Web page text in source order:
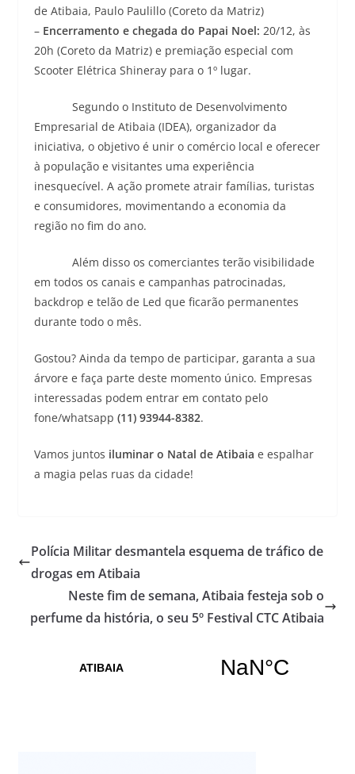
de Atibaia, Paulo Paulillo (Coreto da Matriz)
– Encerramento e chegada do Papai Noel: 20/12, às
20h (Coreto da Matriz) e premiação especial com
Scooter Elétrica Shineray para o 1º lugar.
Segundo o Instituto de Desenvolvimento
Empresarial de Atibaia (IDEA), organizador da
iniciativa, o objetivo é unir o comércio local e oferecer
à população e visitantes uma experiência
inesquecível. A ação promete atrair famílias, turistas
e consumidores, movimentando a economia da
região no fim do ano.
Além disso os comerciantes terão visibilidade
em todos os canais e campanhas patrocinadas,
backdrop e telão de Led que ficarão permanentes
durante todo o mês.
Gostou? Ainda da tempo de participar, garanta a sua
árvore e faça parte deste momento único. Empresas
interessadas podem entrar em contato pelo
fone/whatsapp (11) 93944-8382.
Vamos juntos iluminar o Natal de Atibaia e espalhar
a magia pelas ruas da cidade!
Polícia Militar desmantela esquema de tráfico de
drogas em Atibaia
Neste fim de semana, Atibaia festeja sob o
perfume da história, o seu 5º Festival CTC Atibaia